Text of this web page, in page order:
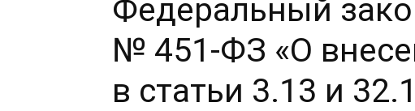
Федеральный
№ 451-ФЗ «О
в статьи 3.13 и